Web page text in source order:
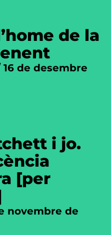
de la
16 de desembre
i jo.
[per
novembre de